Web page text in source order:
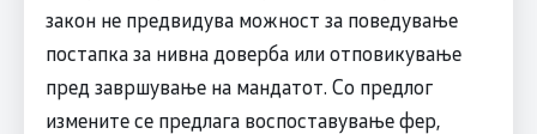
закон не предвидува можност за поведување
постапка за нивна доверба или отповикување
пред завршување на мандатот. Со предлог
измените се предлага воспоставување фер,